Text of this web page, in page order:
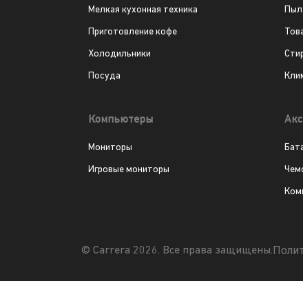
Мелкая кухонная техника
Приготовление кофе
Холодильники
Посуда
Компьютеры
Мониторы
Игровые мониторы
© Carrera 2026. Все права защищены.